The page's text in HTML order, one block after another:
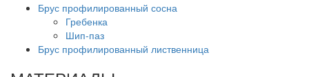
Брус профилированный сосна
Гребенка
Шип-паз
Брус профилированный лиственница